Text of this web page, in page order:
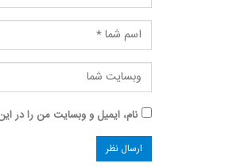
نام، ایمیل و وبسایت من را در